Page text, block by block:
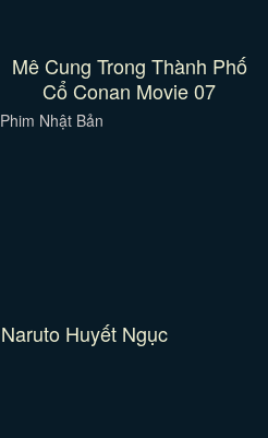
Mê Cung Trong Thành Phố
Cổ Conan Movie 07
Phim Nhật Bản
Naruto Huyết Ngục